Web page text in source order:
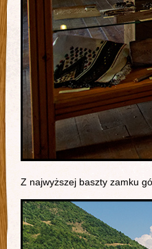
Z najwyższej baszty zamku